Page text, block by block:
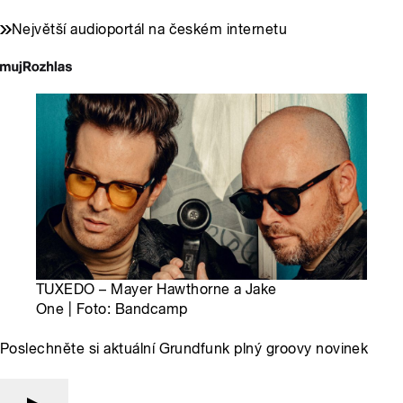
Největší audioportál na českém internetu
TUXEDO – Mayer Hawthorne a Jake
One | Foto: Bandcamp
Poslechněte si aktuální Grundfunk plný groovy novinek